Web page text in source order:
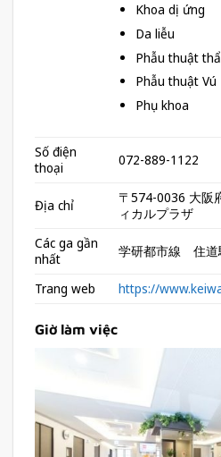
Khoa dị ứng
Da liễu
Phẫu thuật
Phẫu thuật Vú
Phụ khoa
Số điện
thoại
072-889-1122
Địa chỉ
〒574-0036 大
ィカルプラザ
Các ga gần
nhất
学研都市線 住道
Trang web https://
Giờ làm việc